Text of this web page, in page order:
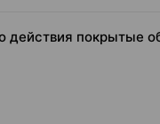
действия покрытые